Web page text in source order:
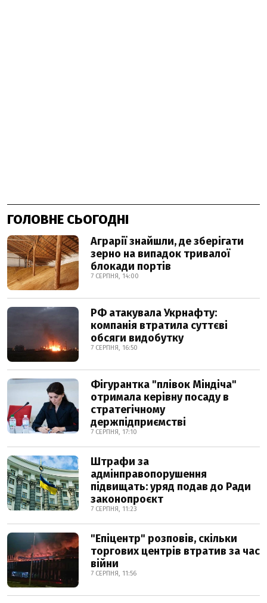
ГОЛОВНЕ СЬОГОДНІ
Аграрії знайшли, де зберігати
зерно на випадок тривалої
блокади портів
7 СЕРПНЯ, 14:00
РФ атакувала Укрнафту:
компанія втратила суттєві
обсяги видобутку
7 СЕРПНЯ, 16:50
Фігурантка "плівок Міндіча"
отримала керівну посаду в
стратегічному
держпідприємстві
7 СЕРПНЯ, 17:10
Штрафи за
адмінправопорушення
підвищать: уряд подав до Ради
законопроєкт
7 СЕРПНЯ, 11:23
"Епіцентр" розповів, скільки
торгових центрів втратив за час
війни
7 СЕРПНЯ, 11:56